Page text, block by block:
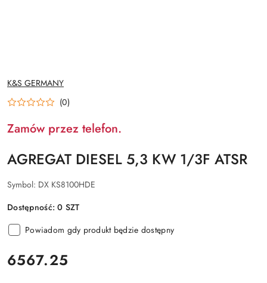
NAZWA
PRODUCENTA:
K&S GERMANY
(0)
Zamów przez telefon.
AGREGAT DIESEL 5,3 KW 1/3F ATSR
Symbol: DX KS8100HDE
Dostępność:0 SZT
Powiadom gdy produkt będzie dostępny
cena:
6567.25